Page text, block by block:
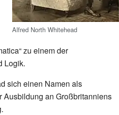
Alfred North Whitehead
zu einem der
Logik.
sich einen Namen als
Ausbildung an Großbritanniens